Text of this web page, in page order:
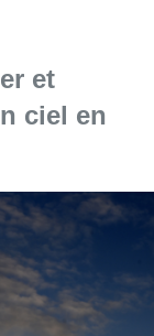
: fraîcheur à la